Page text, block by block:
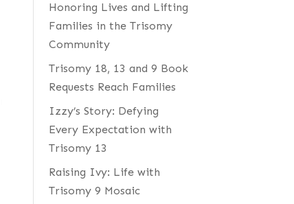
Honoring Lives and Lifting
Families in the Trisomy
Community
Trisomy 18, 13 and 9 Book
Requests Reach Families
Izzy’s Story: Defying
Every Expectation with
Trisomy 13
Raising Ivy: Life with
Trisomy 9 Mosaic